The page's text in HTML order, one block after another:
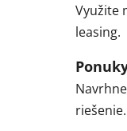
Využite
leasing.
riešenie.